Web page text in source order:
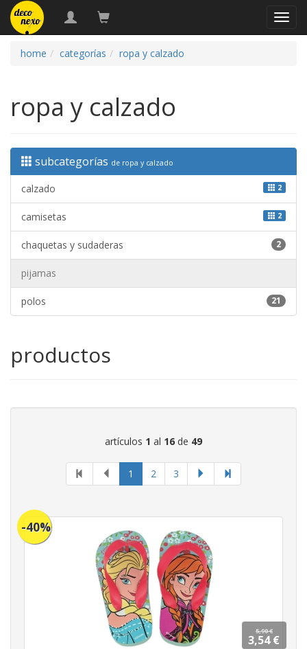
home categorías ropa y calzado
ropa y calzado
subcategorías de ropa y calzado
2
calzado
2
camisetas
2
chaquetas y sudaderas
pijamas
21
polos
productos
artículos 1 al 16 de 49
1
página
actual
2 3
-40%
5,90 €
3,54 €